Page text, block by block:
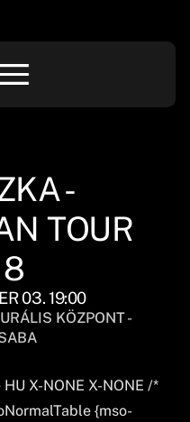
-
TOUR
03. 19:00
KÖZPONT -
X-NONE X-NONE/*
{mso-